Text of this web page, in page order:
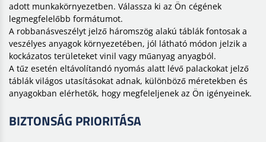
adott munkakörnyezetben. Válassza ki az Ön cégének
legmegfelelőbb formátumot.
A robbanásveszélyt jelző háromszög alakú táblák fontosak a
veszélyes anyagok környezetében, jól látható módon jelzik a
kockázatos területeket vinil vagy műanyag anyagból.
A tűz esetén eltávolítandó nyomás alatt lévő palackokat jelző
táblák világos utasításokat adnak, különböző méretekben és
anyagokban elérhetők, hogy megfeleljenek az Ön igényeinek.
BIZTONSÁG PRIORITÁSA